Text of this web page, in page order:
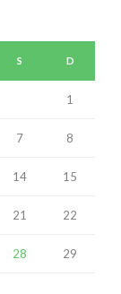
S D
1
7 8
14 15
21 22
28 29